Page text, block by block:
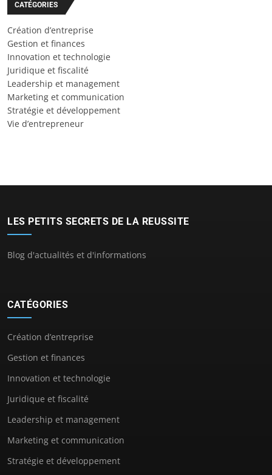
CATÉGORIES
Création d’entreprise
Gestion et finances
Innovation et technologie
Juridique et fiscalité
Leadership et management
Marketing et communication
Stratégie et développement
Vie d’entrepreneur
LES PETITS SECRETS DE LA REUSSITE
Blog d'actualités et d'informations
CATÉGORIES
Création d’entreprise
Gestion et finances
Innovation et technologie
Juridique et fiscalité
Leadership et management
Marketing et communication
Stratégie et développement